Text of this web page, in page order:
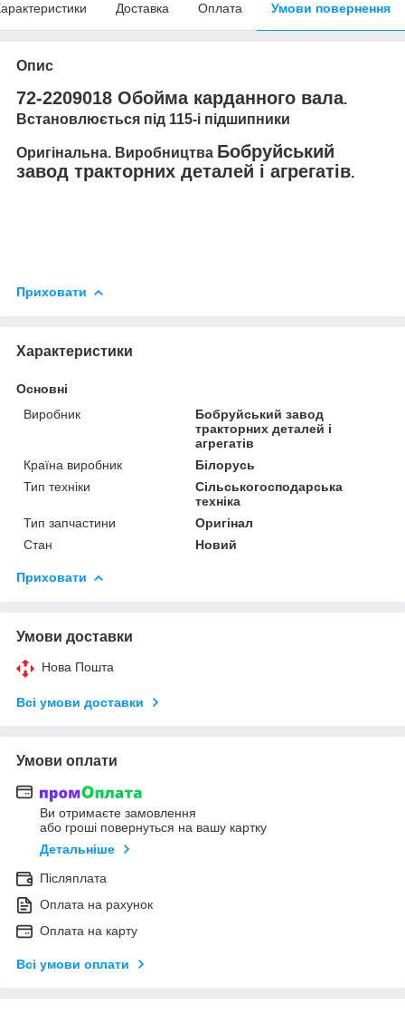
Доставка Оплата Умови повернення
Опис
72-2209018 Обойма карданного вала.
Встановлюється під 115-і підшипники
Оригінальна. Виробництва Бобруйський
завод тракторних деталей і агрегатів.
Приховати
Характеристики
Основні
Виробник
Бобруйський завод
тракторних деталей і
агрегатів
Країна виробник
Білорусь
Тип техніки
Сільськогосподарська
техніка
Тип запчастини
Оригінал
Стан
Новий
Приховати
Умови доставки
Нова Пошта
Всі умови доставки
Умови оплати
Ви отримаєте замовлення
або гроші повернуться на вашу картку
Детальніше
Післяплата
Оплата на рахунок
Оплата на карту
Всі умови оплати